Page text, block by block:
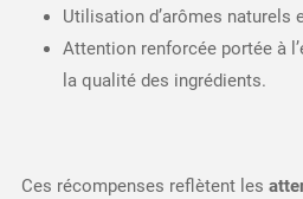
Utilisation d’arômes naturels
Attention renforcée portée à
la qualité des ingrédients.
Ces récompenses reflètent les